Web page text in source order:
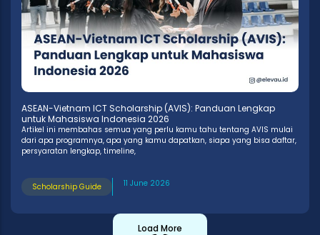
ASEAN-Vietnam ICT Scholarship (AVIS): Panduan Lengkap
untuk Mahasiswa Indonesia 2026
Artikel ini membahas semua yang perlu kamu tahu tentang AVIS mulai
dari apa programnya, apa yang kamu dapatkan, siapa yang bisa daftar,
persyaratan lengkap, timeline,
Scholarship Guide 11 June 2026
Load More